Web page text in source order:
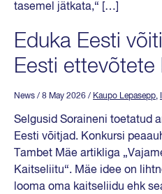
tasemel jätkata,“ […]
Eduka Eesti
Eesti ettevõtete
News / 8 May 2026 / Kaupo Lepasepp,
Selgusid Soraineni toetatud
Eesti võitjad. Konkursi
Tambet Mäe artikliga
Kaitseliitu“. Mäe idee on
looma oma kaitseliidu ehk